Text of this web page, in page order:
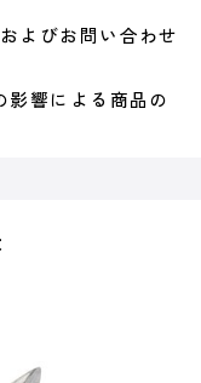
びお問い合わせ
響による商品の